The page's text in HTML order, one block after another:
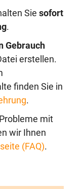
Sie sofort
.
Gebrauch
erstellen.
finden Sie in
.
mit
wir Ihnen
(FAQ).